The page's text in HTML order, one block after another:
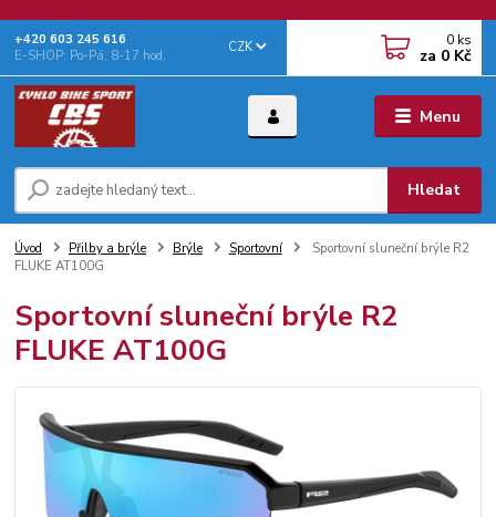
Menu
CZK
Hledat
+‭420 603 245 616‬
E-SHOP: Po-Pá, 8-17 hod.
0 ks
za 0 Kč
Úvod Přilby a brýle Brýle Sportovní
Sportovní sluneční brýle R2
FLUKE AT100G
Sportovní sluneční brýle R2
FLUKE AT100G